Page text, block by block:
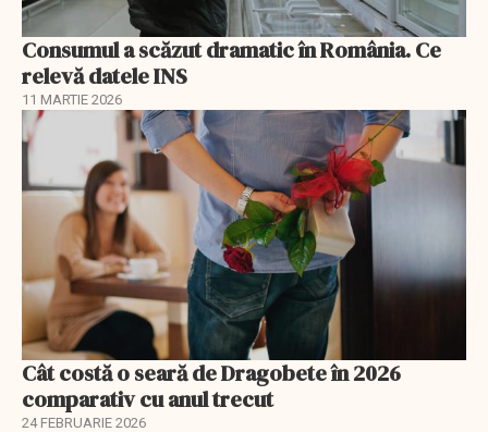
Consumul a scăzut dramatic în România. Ce
relevă datele INS
11 MARTIE 2026
Cât costă o seară de Dragobete în 2026
comparativ cu anul trecut
24 FEBRUARIE 2026